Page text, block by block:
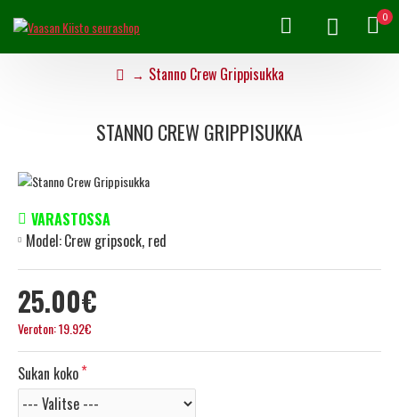
0
Stanno Crew Grippisukka
STANNO CREW GRIPPISUKKA
25.00€
Veroton: 19.92€
VARASTOSSA
Model:Crew gripsock, red
Sukan koko